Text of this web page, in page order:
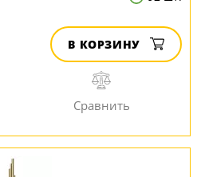
В КОРЗИНУ